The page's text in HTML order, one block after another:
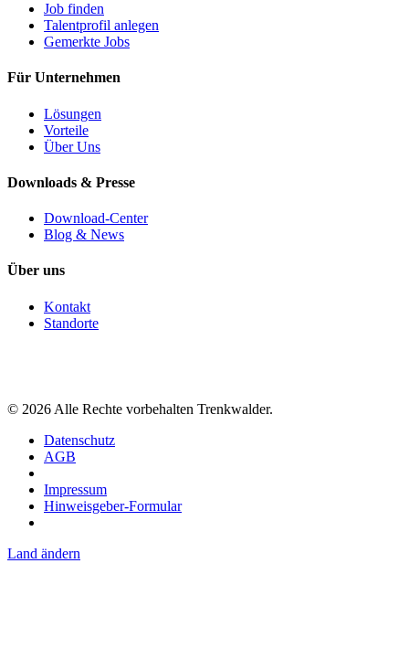
Job finden
Talentprofil anlegen
Gemerkte Jobs
Für Unternehmen
Lösungen
Vorteile
Über Uns
Downloads & Presse
Download-Center
Blog & News
Über uns
Kontakt
Standorte
© 2026 Alle Rechte vorbehalten Trenkwalder.
Datenschutz
AGB
Impressum
Hinweisgeber-Formular
Land ändern